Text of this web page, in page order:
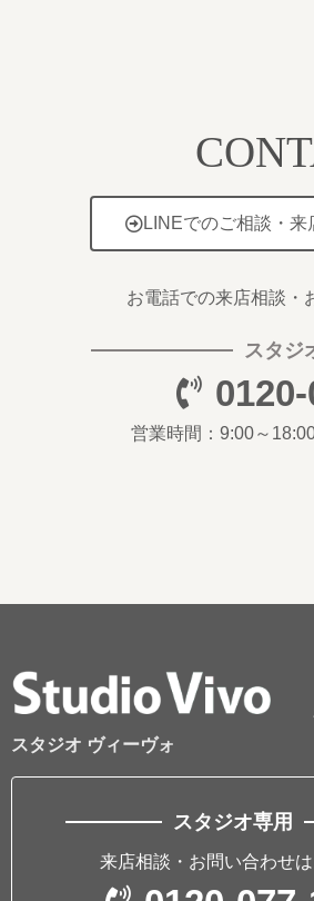
LINEでのご相談・来
お電話での来店相談・
スタジ
営業時間：9:00～
スタジオ ヴィーヴォ
スタジオ専用
来店相談・お問い合わせ